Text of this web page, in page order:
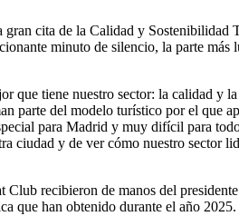
cita de la Calidad y Sostenibilidad
minuto de silencio, la parte más
que tiene nuestro sector: la calidad y
parte del modelo turístico por el que
para Madrid y muy difícil para
ciudad y de ver cómo nuestro sector
Club recibieron de manos del
que han obtenido durante el año 2025.